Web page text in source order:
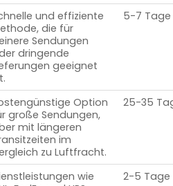
und effiziente
die für
Sendungen
dringende
geeignet
5-7 Tage
Option
große Sendungen,
mit längeren
im
zu Luftfracht.
25-35
wie
2-5 Tage